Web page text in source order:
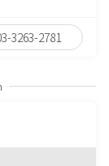
3263-2781